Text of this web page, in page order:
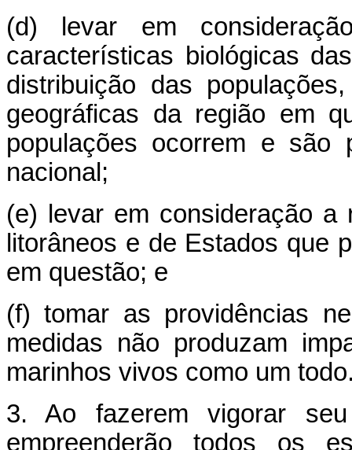
(d) levar em
características biológicas
distribuição das
geográficas da região em
populações ocorrem e são
nacional;
(e) levar em consideração a
litorâneos e de Estados que
em questão; e
(f) tomar as providências
medidas não produzam
marinhos vivos como um
3. Ao fazerem vigorar
empreenderão todos os